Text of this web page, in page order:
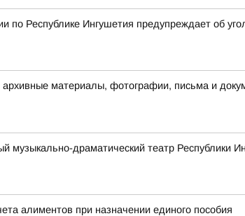
по Республике Ингушетия предупреждает об
архивные материалы, фотографии, письма и
музыкально-драматический театр
алиментов при назначении единого пособия